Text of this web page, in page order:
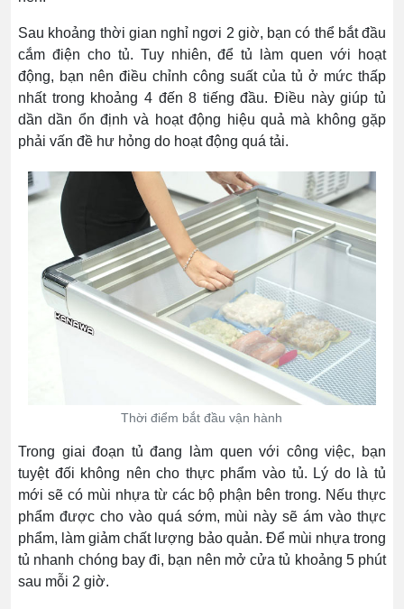
Sau khoảng thời gian nghỉ ngơi 2 giờ, bạn có thể bắt đầu
cắm điện cho tủ. Tuy nhiên, để tủ làm quen với hoạt
động, bạn nên điều chỉnh công suất của tủ ở mức thấp
nhất trong khoảng 4 đến 8 tiếng đầu. Điều này giúp tủ
dần dần ổn định và hoạt động hiệu quả mà không gặp
phải vấn đề hư hỏng do hoạt động quá tải.
Thời điểm bắt đầu vận hành
Trong giai đoạn tủ đang làm quen với công việc, bạn
tuyệt đối không nên cho thực phẩm vào tủ. Lý do là tủ
mới sẽ có mùi nhựa từ các bộ phận bên trong. Nếu thực
phẩm được cho vào quá sớm, mùi này sẽ ám vào thực
phẩm, làm giảm chất lượng bảo quản. Để mùi nhựa trong
tủ nhanh chóng bay đi, bạn nên mở cửa tủ khoảng 5 phút
sau mỗi 2 giờ.